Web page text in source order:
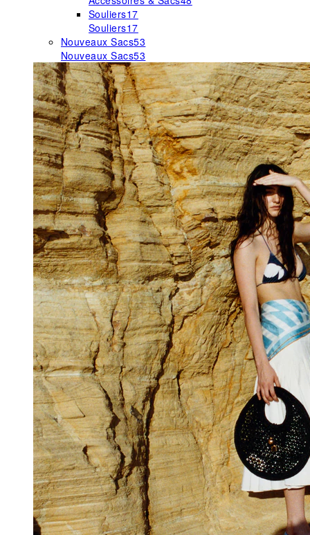
Souliers17
Souliers17
Nouveaux Sacs53
Nouveaux Sacs53